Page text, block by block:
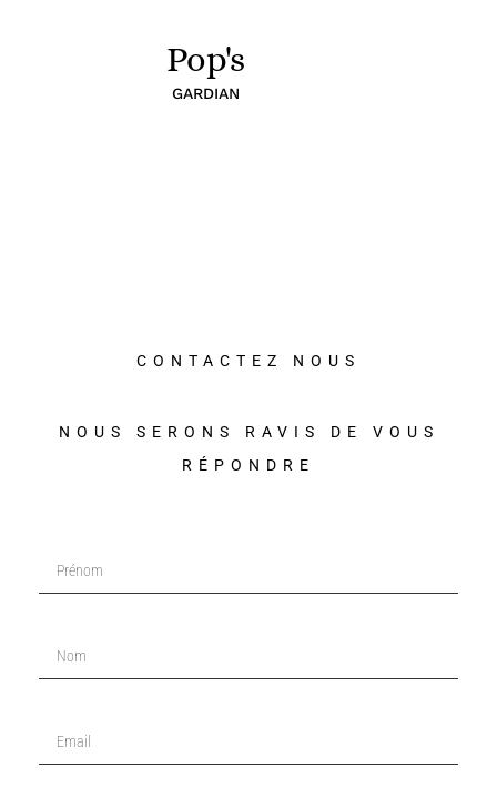
Pop's
GARDIAN
CONTACTEZ NOUS
NOUS SERONS RAVIS DE VOUS
RÉPONDRE